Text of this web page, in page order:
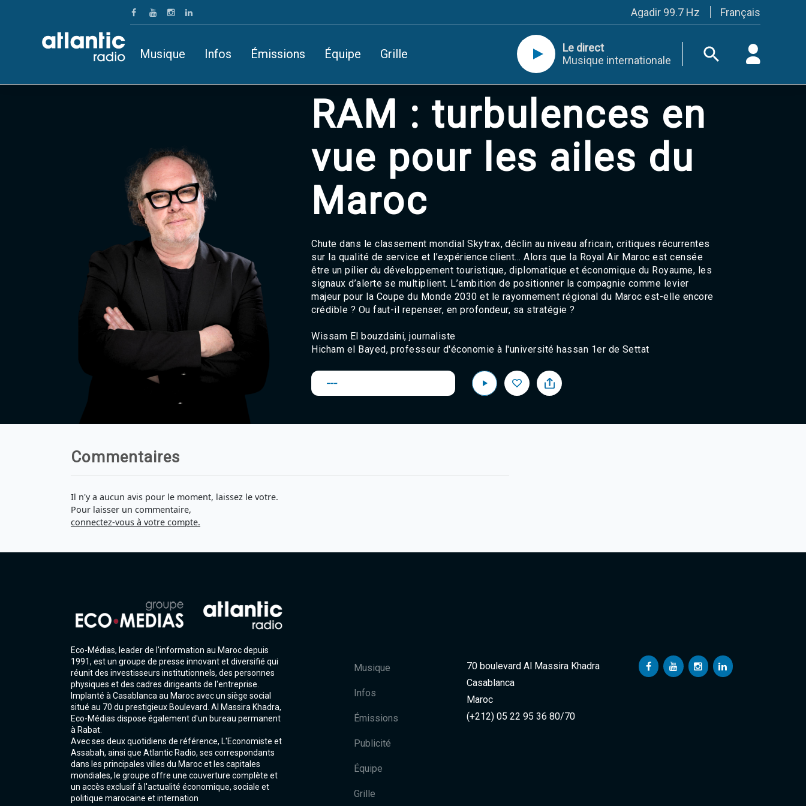
Agadir 99.7 Hz
Tanger 103.3 Hz
Meknès 97.2 Hz
Settat 104,6
Essaouira 96.6
Safi 92.3
Taza 103.0
Taounate 95.6
Tiznit 103.1
Casablanca 92.5 Hz
Rabat, Salé 106.9 Hz
Marrakech 90.5 Hz
Agadir 99.7 Hz
Tanger 103.3 Hz
Tétouan 87.8 Hz
Settat 104,6
Tiznit 103.1
Français
Musique Infos Émissions Équipe Grille
Le direct
Musique internationale
RAM : turbulences en
vue pour les ailes du
Maroc
Chute dans le classement mondial Skytrax, déclin au niveau africain, critiques récurrentes
sur la qualité de service et l’expérience client… Alors que la Royal Air Maroc est censée
être un pilier du développement touristique, diplomatique et économique du Royaume, les
signaux d’alerte se multiplient. L’ambition de positionner la compagnie comme levier
majeur pour la Coupe du Monde 2030 et le rayonnement régional du Maroc est-elle encore
crédible ? Ou faut-il repenser, en profondeur, sa stratégie ?
Wissam El bouzdaini, journaliste
Hicham el Bayed, professeur d'économie à l'université hassan 1er de Settat
---
Commentaires
Il n'y a aucun avis pour le moment, laissez le votre.
Pour laisser un commentaire,
connectez-vous à votre compte.
Eco-Médias, leader de l'information au Maroc depuis
1991, est un groupe de presse innovant et diversifié qui
réunit des investisseurs institutionnels, des personnes
physiques et des cadres dirigeants de l'entreprise.
Implanté à Casablanca au Maroc avec un siège social
situé au 70 du prestigieux Boulevard. Al Massira Khadra,
Eco-Médias dispose également d'un bureau permanent
à Rabat.
Avec ses deux quotidiens de référence, L'Economiste et
Assabah, ainsi que Atlantic Radio, ses correspondants
dans les principales villes du Maroc et les capitales
mondiales, le groupe offre une couverture complète et
un accès exclusif à l'actualité économique, sociale et
politique marocaine et internation
Musique
Infos
Émissions
Publicité
Équipe
Grille
70 boulevard Al Massira Khadra
Casablanca
Maroc
(+212) 05 22 95 36 80/70